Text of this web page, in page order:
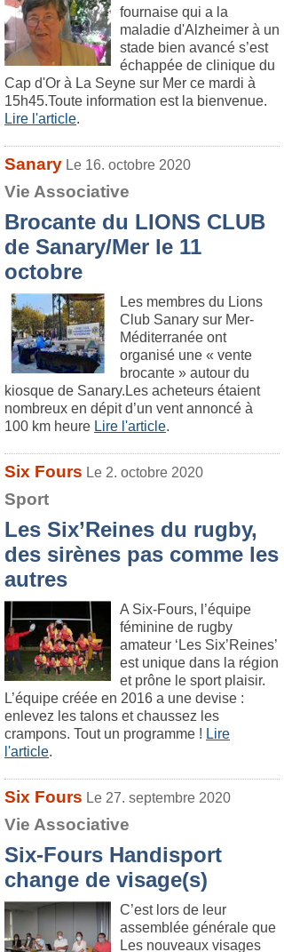
fournaise qui a la
maladie d'Alzheimer à un
stade bien avancé s’est
échappée de clinique du
Cap d'Or à La Seyne sur Mer ce mardi à
15h45.Toute information est la bienvenue.
Lire l'article.
Sanary Le 16. octobre 2020
Vie Associative
Brocante du LIONS CLUB
de Sanary/Mer le 11
octobre
Les membres du Lions
Club Sanary sur Mer-
Méditerranée ont
organisé une « vente
brocante » autour du
kiosque de Sanary.Les acheteurs étaient
nombreux en dépit d’un vent annoncé à
100 km heure Lire l'article.
Six Fours Le 2. octobre 2020
Sport
Les Six’Reines du rugby,
des sirènes pas comme les
autres
A Six-Fours, l’équipe
féminine de rugby
amateur ‘Les Six’Reines’
est unique dans la région
et prône le sport plaisir.
L’équipe créée en 2016 a une devise :
enlevez les talons et chaussez les
crampons. Tout un programme ! Lire
l'article.
Six Fours Le 27. septembre 2020
Vie Associative
Six-Fours Handisport
change de visage(s)
C’est lors de leur
assemblée générale que
Les nouveaux visages